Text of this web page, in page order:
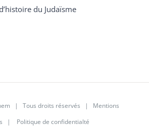
du Judaïsme
| Tous droits réservés | Mentions
| Politique de confidentialté